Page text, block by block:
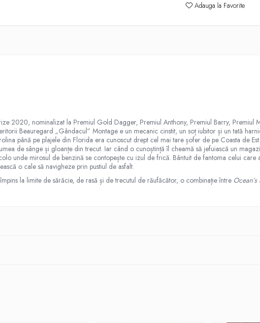
Adauga la Favorite
2020, nominalizat la Premiul Gold Dagger, Premiul Anthony, Premiul Barry, Premiul
Beauregard „Gândacul” Montage e un mecanic cinstit, un soț iubitor și un tată
până pe plajele din Florida era cunoscut drept cel mai tare șofer de pe Coasta de
de sânge și gloanțe din trecut. Iar când o cunoștință îl cheamă să jefuiască un
unde mirosul de benzină se contopește cu izul de frică. Bântuit de fantoma celui care
o cale să navigheze prin pustiul de asfalt.
la limite de sărăcie, de rasă și de trecutul de răufăcător, o combinație între